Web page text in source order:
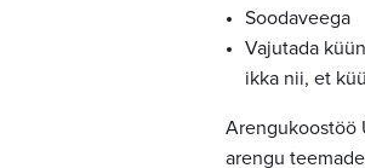
Soodaveega
Vajutada
ikka nii, et
Arengukoostöö
arengu